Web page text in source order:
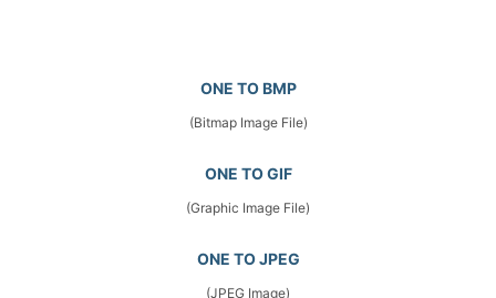
ONE TO BMP
(Bitmap Image File)
ONE TO GIF
(Graphic Image File)
ONE TO JPEG
(JPEG Image)